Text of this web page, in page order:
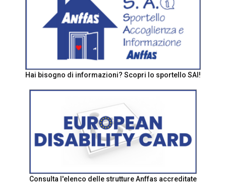
Hai bisogno di informazioni? Scopri lo sportello SAI!
Consulta l'elenco delle strutture Anffas accreditate